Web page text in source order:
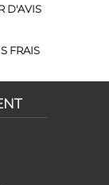
D'AVIS
FRAIS